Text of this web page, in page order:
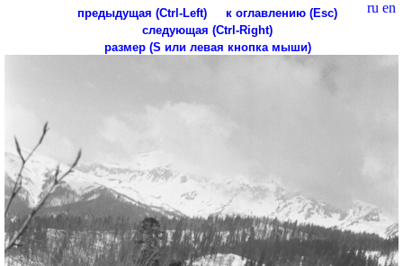
ru en
предыдущая (Ctrl-Left)
к оглавлению (Esc)
следующая (Ctrl-Right)
размер (S или левая кнопка мыши)